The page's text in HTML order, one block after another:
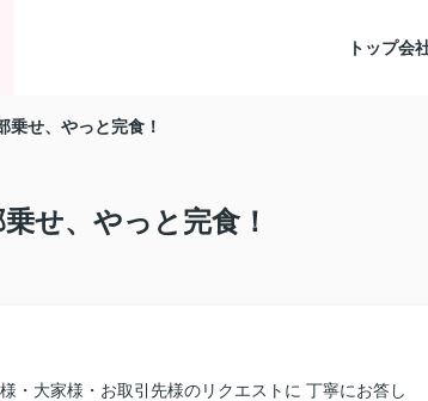
トップ会
乗せ、やっと完食！
せ、やっと完食！
・大家様・お取引先様のリクエストに 丁寧にお答し